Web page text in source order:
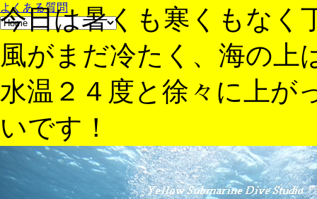
よくある質問
今日は暑くも寒くもなく
風がまだ冷たく、海の上
水温２４度と徐々に上が
いです！